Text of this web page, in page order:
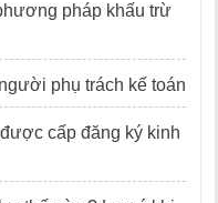
pháp khấu trừ
phụ trách kế toán
cấp đăng ký kinh